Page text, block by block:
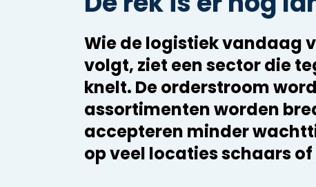
Wie de logistiek vandaag
volgt, ziet een sector die
knelt. De orderstroom
assortimenten worden
accepteren minder
op veel locaties schaars